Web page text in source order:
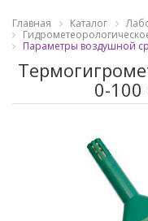
Главная Каталог
Параметры воздушной
0-100